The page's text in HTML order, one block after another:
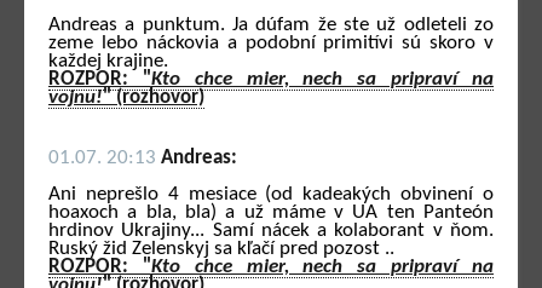
Andreas a punktum. Ja dúfam že ste už odleteli zo
zeme lebo náckovia a podobní primitívi sú skoro v
každej krajine.
ROZPOR: "Kto chce mier, nech sa pripraví na
vojnu!" (rozhovor)
01.07. 20:13 Andreas:
Ani neprešlo 4 mesiace (od kadeakých obvinení o
hoaxoch a bla, bla) a už máme v UA ten Panteón
hrdinov Ukrajiny... Samí nácek a kolaborant v ňom.
Ruský žid Zelenskyj sa kľačí pred pozost ..
ROZPOR: "Kto chce mier, nech sa pripraví na